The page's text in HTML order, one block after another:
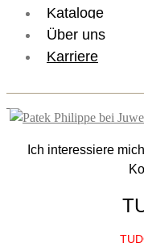
Kataloge
Über uns
Karriere
Ich interessiere